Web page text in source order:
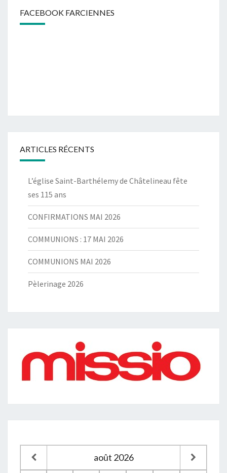
FACEBOOK FARCIENNES
ARTICLES RÉCENTS
L’église Saint-Barthélemy de Châtelineau fête
ses 115 ans
CONFIRMATIONS MAI 2026
COMMUNIONS : 17 MAI 2026
COMMUNIONS MAI 2026
Pèlerinage 2026
août 2026